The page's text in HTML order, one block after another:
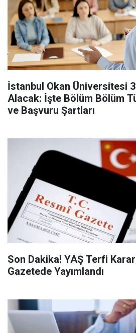
İstanbul Okan Üniversitesi
Alacak: İşte Bölüm Bölüm
ve Başvuru Şartları
Son Dakika! YAŞ Terfi
Gazetede Yayımlandı